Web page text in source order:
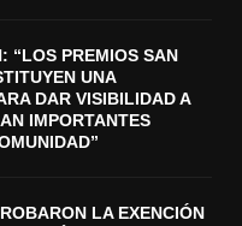
“LOS PREMIOS SAN
UNA
DAR VISIBILIDAD A
IMPORTANTES
LA EXENCIÓN